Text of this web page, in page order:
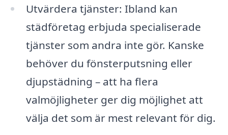
Utvärdera tjänster: Ibland kan
städföretag erbjuda specialiserade
tjänster som andra inte gör. Kanske
behöver du fönsterputsning eller
djupstädning – att ha flera
valmöjligheter ger dig möjlighet att
välja det som är mest relevant för dig.